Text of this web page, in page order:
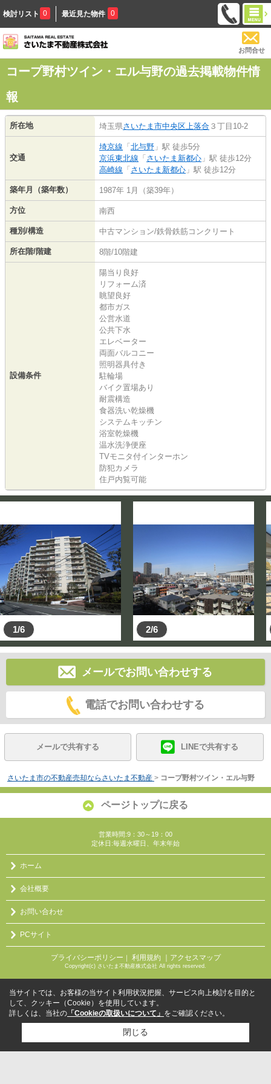
検討リスト 0 最近見た物件 0
お問合せ
コープ野村ツイン・エル与野の過去掲載物件情
報
所在地 埼玉県さいたま市中央区上落合 ３丁目10-2
交通
埼京線 「 北与野 」駅 徒歩5分
京浜東北線 「 さいたま新都心 」駅 徒歩12分
高崎線 「 さいたま新都心 」駅 徒歩12分
築年月（築年数） 1987年 1月（築39年）
方位 南西
種別/構造 中古マンション/鉄骨鉄筋コンクリート
所在階/階建 8階/10階建
設備条件
陽当り良好
リフォーム済
眺望良好
都市ガス
公営水道
公共下水
エレベーター
両面バルコニー
照明器具付き
駐輪場
バイク置場あり
耐震構造
食器洗い乾燥機
システムキッチン
浴室乾燥機
温水洗浄便座
TVモニタ付インターホン
防犯カメラ
住戸内覧可能
1/6 2/6
メールでお問い合わせする
電話でお問い合わせする
メールで共有する LINEで共有する
さいたま市の不動産売却ならさいたま不動産 > コープ野村ツイン・エル与野
ページトップに戻る
営業時間:9：30～19：00
定休日:毎週水曜日、年末年始
ホーム
会社概要
お問い合わせ
PCサイト
プライバシーポリシー ｜ 利用規約 ｜アクセスマップ
Copyright(c) さいたま不動産株式会社 All rights reserved.
当サイトでは、お客様の当サイト利用状況把握、サービス向上検討を目的と
して、クッキー（Cookie）を使用しています。
詳しくは、当社の 「Cookieの取扱いについて」 をご確認ください。
閉じる